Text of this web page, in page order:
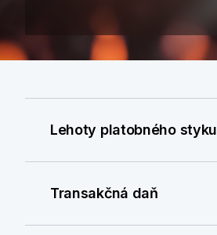
Lehoty platobného styku
Transakčná daň